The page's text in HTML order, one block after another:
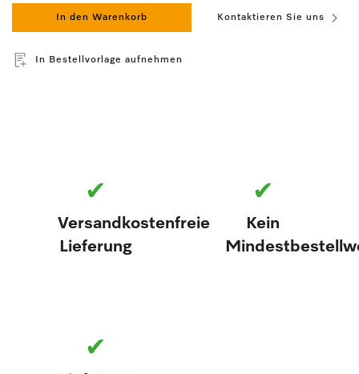
In den Warenkorb Kontaktieren Sie uns
In Bestellvorlage aufnehmen
✔
Versandkostenfreie
Lieferung
✔
Kein
✔